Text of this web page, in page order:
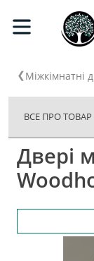
Міжкімнатні
ВСЕ ПРО ТОВАР
Двері